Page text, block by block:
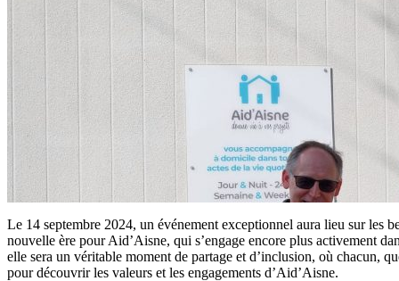
Le 14 septembre 2024, un événement exceptionnel aura lieu sur les
nouvelle ère pour Aid’Aisne, qui s’engage encore plus activement
elle sera un véritable moment de partage et d’inclusion, où chacun,
pour découvrir les valeurs et les engagements d’Aid’Aisne.